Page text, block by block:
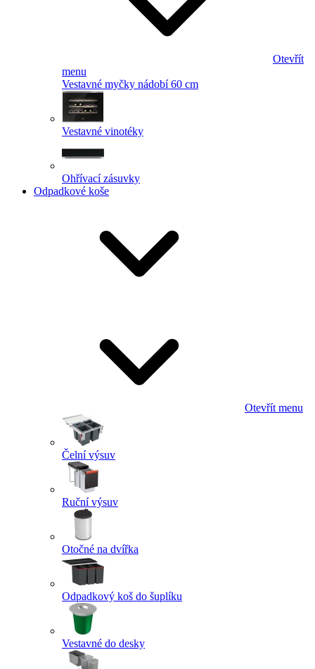
Otevřít
menu
Vestavné myčky nádobí 60 cm
Vestavné vinotéky
Ohřívací zásuvky
Odpadkové koše
Otevřít menu
Čelní výsuv
Ruční výsuv
Otočné na dvířka
Odpadkový koš do šuplíku
Vestavné do desky